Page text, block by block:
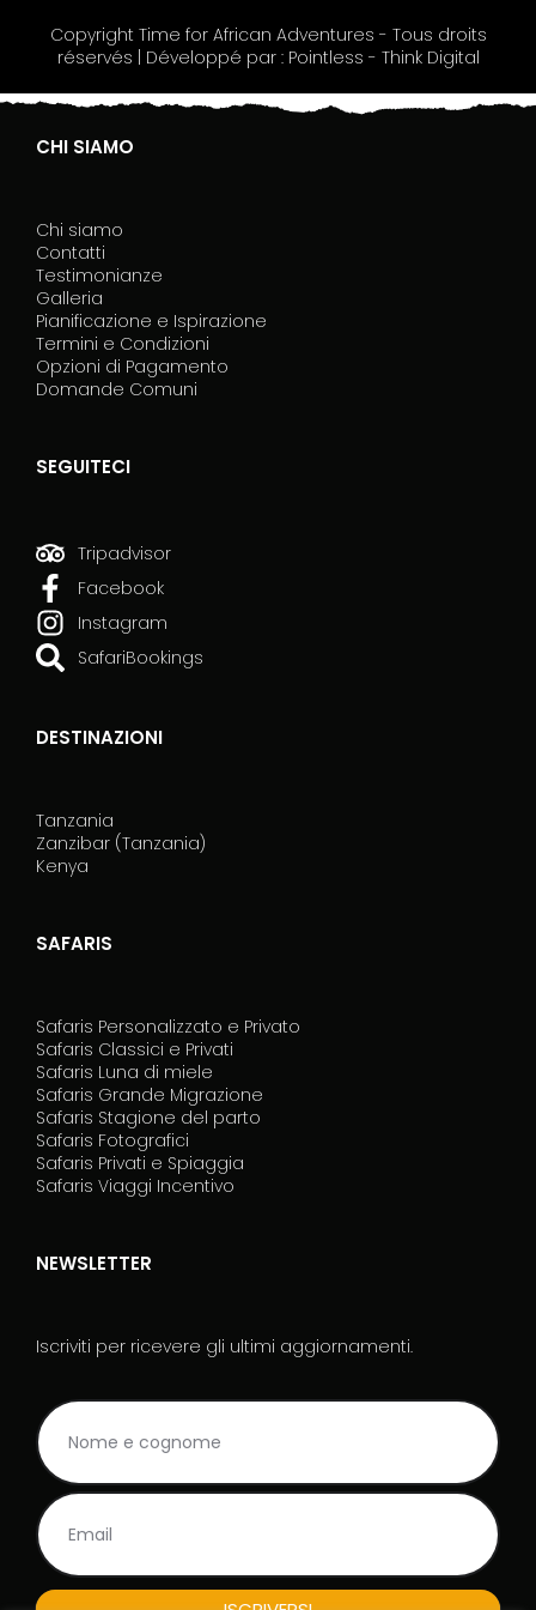
a
s
c
i
u
e
s
t
o
c
a
m
v
t
o
Copyright Time for African Adventures - Tous droits
réservés | Développé par : Pointless - Think Digital
CHI SIAMO
Chi siamo
Contatti
Testimonianze
Galleria
Pianificazione e Ispirazione
Termini e Condizioni
Opzioni di Pagamento
Domande Comuni
SEGUITECI
Tripadvisor
Facebook
Instagram
SafariBookings
DESTINAZIONI
Tanzania
Zanzibar (Tanzania)
Kenya
SAFARIS
Safaris Personalizzato e Privato
Safaris Classici e Privati
Safaris Luna di miele
Safaris Grande Migrazione
Safaris Stagione del parto
Safaris Fotografici
Safaris Privati e Spiaggia
Safaris Viaggi Incentivo
NEWSLETTER
Iscriviti per ricevere gli ultimi aggiornamenti.
NL
Rodape_IT
S
e
s
u
n
s